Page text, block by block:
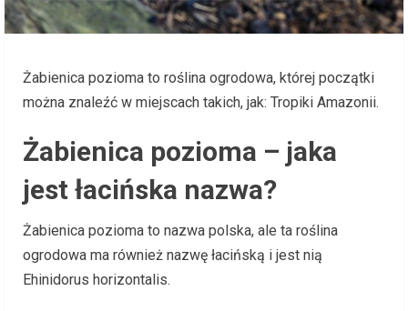
Żabienica pozioma to roślina ogrodowa, której początki
można znaleźć w miejscach takich, jak: Tropiki Amazonii.
Żabienica pozioma – jaka
jest łacińska nazwa?
Żabienica pozioma to nazwa polska, ale ta roślina
ogrodowa ma również nazwę łacińską i jest nią
Ehinidorus horizontalis.